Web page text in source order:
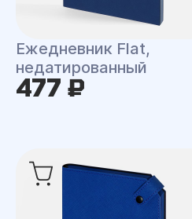
Ежедневник Flat,
недатированный
477 ₽